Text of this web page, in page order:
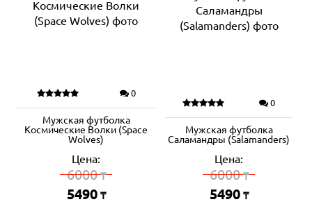
0
Мужская футболка
Космические Волки (Space
Wolves)
Цена:
6000₸
5490 ₸
0
Мужская футболка
Саламандры (Salamanders)
Цена:
6000₸
5490 ₸